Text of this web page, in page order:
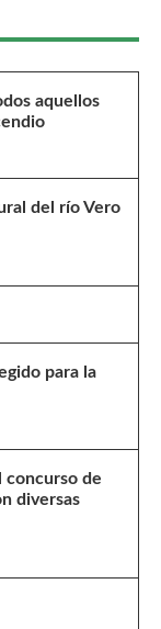
aquellos
del río Vero
para la
concurso de
diversas